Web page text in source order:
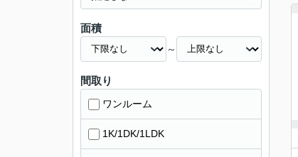
面積
～
間取り
ワンルーム
1K/1DK/1LDK